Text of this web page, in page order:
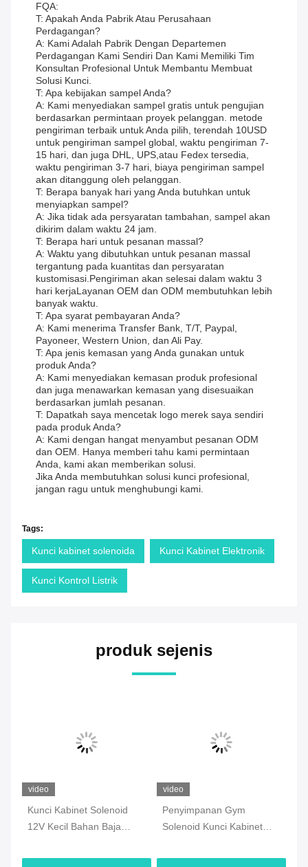
FQA:
T: Apakah Anda Pabrik Atau Perusahaan
Perdagangan?
A: Kami Adalah Pabrik Dengan Departemen
Perdagangan Kami Sendiri Dan Kami Memiliki Tim
Konsultan Profesional Untuk Membantu Membuat
Solusi Kunci.
T: Apa kebijakan sampel Anda?
A: Kami menyediakan sampel gratis untuk pengujian
berdasarkan permintaan proyek pelanggan. metode
pengiriman terbaik untuk Anda pilih, terendah 10USD
untuk pengiriman sampel global, waktu pengiriman 7-
15 hari, dan juga DHL, UPS,atau Fedex tersedia,
waktu pengiriman 3-7 hari, biaya pengiriman sampel
akan ditanggung oleh pelanggan.
T: Berapa banyak hari yang Anda butuhkan untuk
menyiapkan sampel?
A: Jika tidak ada persyaratan tambahan, sampel akan
dikirim dalam waktu 24 jam.
T: Berapa hari untuk pesanan massal?
A: Waktu yang dibutuhkan untuk pesanan massal
tergantung pada kuantitas dan persyaratan
kustomisasi.Pengiriman akan selesai dalam waktu 3
hari kerjaLayanan OEM dan ODM membutuhkan lebih
banyak waktu.
T: Apa syarat pembayaran Anda?
A: Kami menerima Transfer Bank, T/T, Paypal,
Payoneer, Western Union, dan Ali Pay.
T: Apa jenis kemasan yang Anda gunakan untuk
produk Anda?
A: Kami menyediakan kemasan produk profesional
dan juga menawarkan kemasan yang disesuaikan
berdasarkan jumlah pesanan.
T: Dapatkah saya mencetak logo merek saya sendiri
pada produk Anda?
A: Kami dengan hangat menyambut pesanan ODM
dan OEM. Hanya memberi tahu kami permintaan
Anda, kami akan memberikan solusi.
Jika Anda membutuhkan solusi kunci profesional,
jangan ragu untuk menghubungi kami.
Tags:
Kunci kabinet solenoida Kunci Kabinet Elektronik
Kunci Kontrol Listrik
produk sejenis
video
Kunci Kabinet Solenoid
12V Kecil Bahan Baja
video
Penyimpanan Gym
Solenoid Kunci Kabinet
Tegangan 12V DC